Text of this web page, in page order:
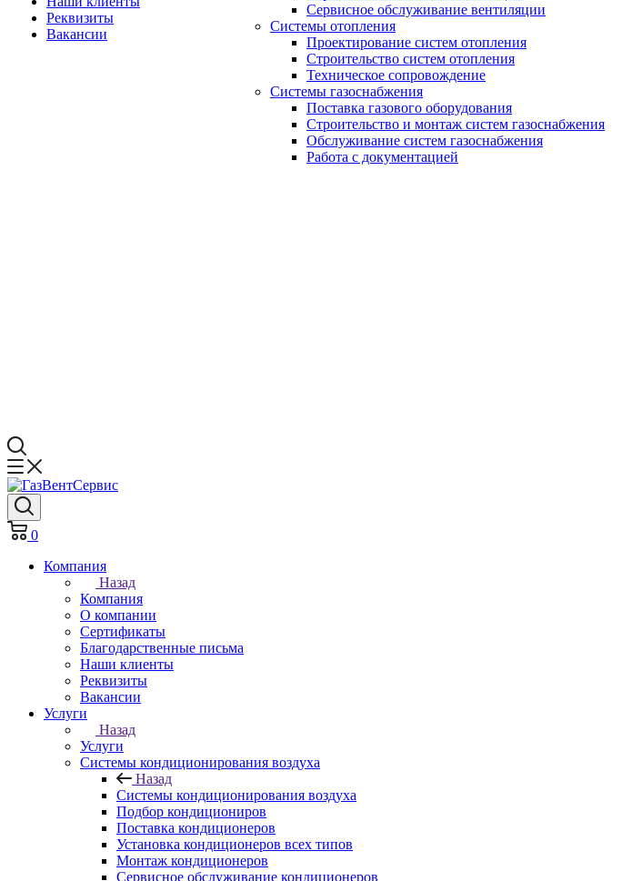
Реквизиты
Вакансии
Сервисное обслуживание вентиляции
Системы отопления
Проектирование систем отопления
Строительство систем отопления
Техническое сопровождение
Системы газоснабжения
Поставка газового оборудования
Строительство и монтаж систем газоснабжения
Обслуживание систем газоснабжения
Работа с документацией
0
Компания
Назад
Компания
О компании
Сертификаты
Благодарственные письма
Наши клиенты
Реквизиты
Вакансии
Услуги
Назад
Услуги
Системы кондиционирования воздуха
Назад
Системы кондиционирования воздуха
Подбор кондициониров
Поставка кондиционеров
Установка кондиционеров всех типов
Монтаж кондиционеров
Сервисное обслуживание кондиционеров